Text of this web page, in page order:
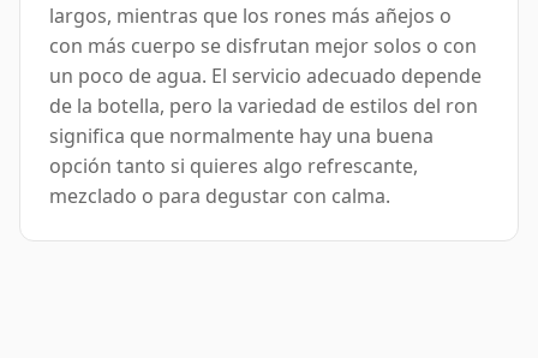
largos, mientras que los rones más añejos o
con más cuerpo se disfrutan mejor solos o con
un poco de agua. El servicio adecuado depende
de la botella, pero la variedad de estilos del ron
significa que normalmente hay una buena
opción tanto si quieres algo refrescante,
mezclado o para degustar con calma.